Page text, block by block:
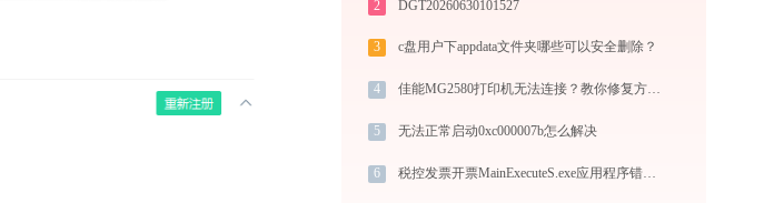
2 DGT20260630101527
3 c盘用户下appdata文件夹哪些可以安全删除？
4 佳能MG2580打印机无法连接？教你修复方法 - 金山毒霸
5 无法正常启动0xc000007b怎么解决
6 税控发票开票MainExecuteS.exe应用程序错误0xc000000d解决方法